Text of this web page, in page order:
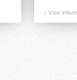
Více